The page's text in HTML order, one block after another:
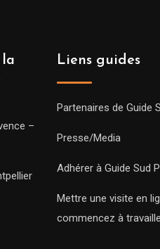
la
–
Liens guides
Partenaires de Guide
Presse/Media
Adhérer à Guide Sud
Mettre une visite en
commencez à